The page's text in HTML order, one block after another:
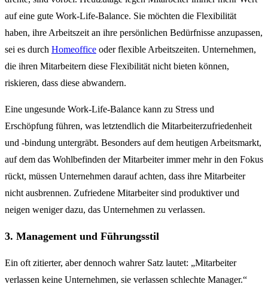
auf eine gute Work-Life-Balance. Sie möchten die Flexibilität
haben, ihre Arbeitszeit an ihre persönlichen Bedürfnisse anzupassen,
sei es durch Homeoffice oder flexible Arbeitszeiten. Unternehmen,
die ihren Mitarbeitern diese Flexibilität nicht bieten können,
riskieren, dass diese abwandern.
Eine ungesunde Work-Life-Balance kann zu Stress und
Erschöpfung führen, was letztendlich die Mitarbeiterzufriedenheit
und -bindung untergräbt. Besonders auf dem heutigen Arbeitsmarkt,
auf dem das Wohlbefinden der Mitarbeiter immer mehr in den Fokus
rückt, müssen Unternehmen darauf achten, dass ihre Mitarbeiter
nicht ausbrennen. Zufriedene Mitarbeiter sind produktiver und
neigen weniger dazu, das Unternehmen zu verlassen.
3. Management und Führungsstil
Ein oft zitierter, aber dennoch wahrer Satz lautet: „Mitarbeiter
verlassen keine Unternehmen, sie verlassen schlechte Manager.“